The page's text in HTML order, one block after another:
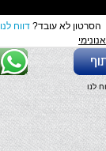
הסרטון לא עובד? דווח לנו
אנונימי
לנו